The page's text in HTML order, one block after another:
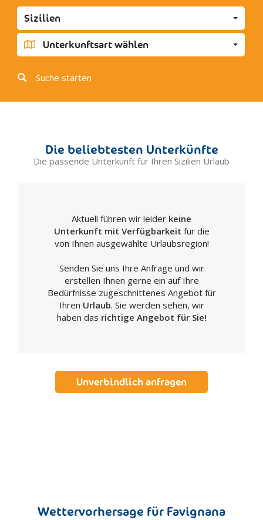
Favara
Grotte
Joppolo Giancaxio
Lampedusa
Licata
Lucca Sicula
Montevago
Raffadali
Realmonte
Sambuca di Sicilia
San Biagio Platani
Santa Margherita di Belice
Sant'Angelo Muxaro
Butera
Sizilien
Unterkunftsart wählen
Suche starten
Die beliebtesten Unterkünfte
Die passende Unterkunft für Ihren Sizilien Urlaub
Aktuell führen wir leider keine
Unterkunft mit Verfügbarkeit für die
von Ihnen ausgewählte Urlaubsregion!
Senden Sie uns Ihre Anfrage und wir
erstellen Ihnen gerne ein auf Ihre
Bedürfnisse zugeschnittenes Angebot für
Ihren Urlaub. Sie werden sehen, wir
haben das richtige Angebot für Sie!
Unverbindlich anfragen
Wettervorhersage für Favignana